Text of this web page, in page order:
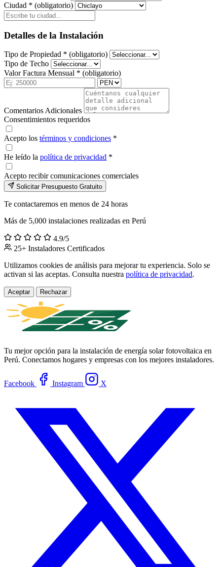
Ciudad * (obligatorio)
Detalles de la Instalación
Tipo de Propiedad * (obligatorio)
Tipo de Techo
Valor Factura Mensual * (obligatorio)
Comentarios Adicionales
Consentimientos requeridos
Acepto los términos y condiciones *
He leído la política de privacidad *
Acepto recibir comunicaciones comerciales
Solicitar Presupuesto Gratuito
Te contactaremos en menos de 24 horas
Más de 5,000 instalaciones realizadas en Perú
4.9/5
25+ Instaladores Certificados
Utilizamos cookies de análisis para mejorar tu experiencia. Solo se
activan si las aceptas. Consulta nuestra política de privacidad.
Aceptar Rechazar
Tu mejor opción para la instalación de energía solar fotovoltaica en
Perú. Conectamos hogares y empresas con los mejores instaladores.
Facebook Instagram X